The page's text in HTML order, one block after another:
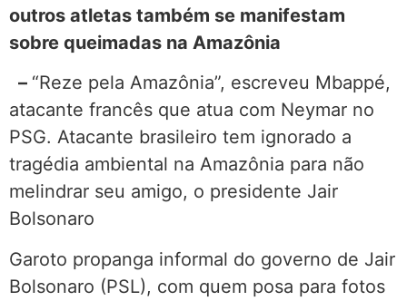
outros atletas também se manifestam
sobre queimadas na Amazônia
– “Reze pela Amazônia”, escreveu Mbappé,
atacante francês que atua com Neymar no
PSG. Atacante brasileiro tem ignorado a
tragédia ambiental na Amazônia para não
melindrar seu amigo, o presidente Jair
Bolsonaro
Garoto propanga informal do governo de Jair
Bolsonaro (PSL), com quem posa para fotos